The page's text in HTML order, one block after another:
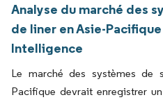
Analyse du marché des
de liner en Asie-
Intelligence
Le marché des systèmes de
Pacifique devrait enregistrer